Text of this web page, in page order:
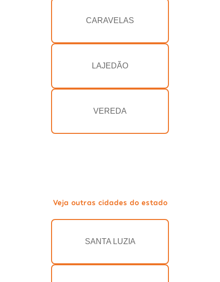
CARAVELAS
LAJEDÃO
VEREDA
Veja outras cidades do estado
SANTA LUZIA